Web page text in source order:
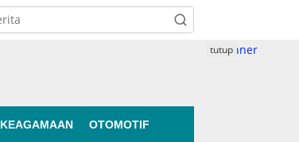
KEAGAMAAN OTOMOTIF
tutup